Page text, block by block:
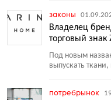
законы
Владелец
торговый знак
Под новым
выпускать
потребрынок